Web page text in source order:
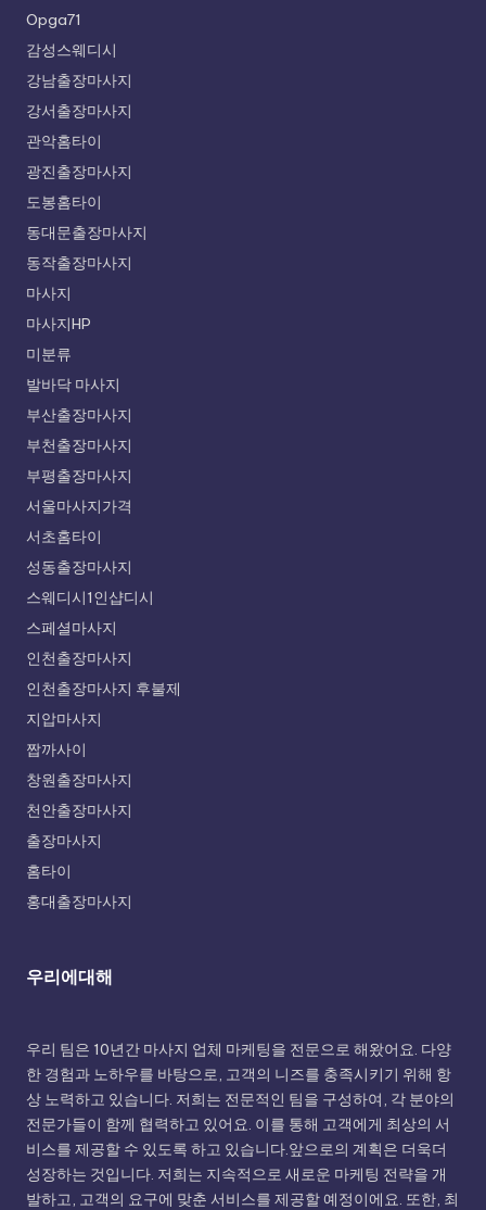
Opga71
감성스웨디시
강남출장마사지
강서출장마사지
관악홈타이
광진출장마사지
도봉홈타이
동대문출장마사지
동작출장마사지
마사지
마사지HP
미분류
발바닥 마사지
부산출장마사지
부천출장마사지
부평출장마사지
서울마사지가격
서초홈타이
성동출장마사지
스웨디시1인샵디시
스페셜마사지
인천출장마사지
인천출장마사지 후불제
지압마사지
짭까사이
창원출장마사지
천안출장마사지
출장마사지
홈타이
홍대출장마사지
우리에대해
우리 팀은 10년간 마사지 업체 마케팅을 전문으로 해왔어요. 다양
한 경험과 노하우를 바탕으로, 고객의 니즈를 충족시키기 위해 항
상 노력하고 있습니다. 저희는 전문적인 팀을 구성하여, 각 분야의
전문가들이 함께 협력하고 있어요. 이를 통해 고객에게 최상의 서
비스를 제공할 수 있도록 하고 있습니다.앞으로의 계획은 더욱더
성장하는 것입니다. 저희는 지속적으로 새로운 마케팅 전략을 개
발하고, 고객의 요구에 맞춘 서비스를 제공할 예정이에요. 또한, 최